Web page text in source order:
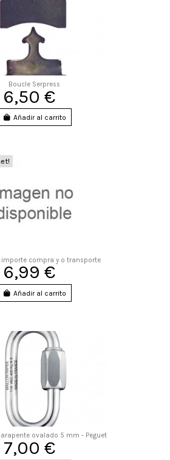
Boucle Serpress
6,50 €
Añadir al carrito
importe compra y o transporte
6,99 €
Añadir al carrito
ovalado 5 mm - Peguet
7,00 €